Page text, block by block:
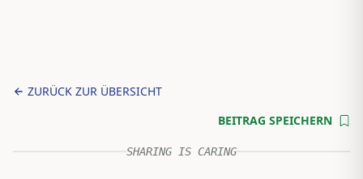
ZURÜCK ZUR ÜBERSICHT
BEITRAG SPEICHERN
SHARING IS CARING